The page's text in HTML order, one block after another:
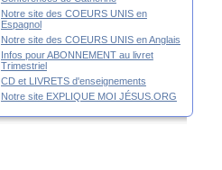
Notre site des COEURS UNIS en
Espagnol
Notre site des COEURS UNIS en Anglais
Infos pour ABONNEMENT au livret
Trimestriel
CD et LIVRETS d'enseignements
Notre site EXPLIQUE MOI JÉSUS.ORG